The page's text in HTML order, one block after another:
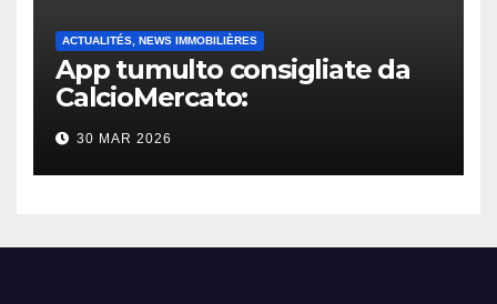
ACTUALITÉS, NEWS IMMOBILIÈRES
App tumulto consigliate da
CalcioMercato:
considerazione di gennaio
2026
30 MAR 2026